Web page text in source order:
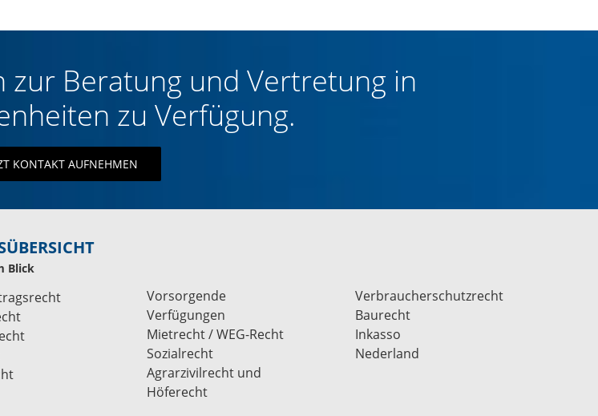
zur Beratung und Vertretung in
zu Verfügung.
KONTAKT AUFNEHMEN
Blick
Vorsorgende
Verfügungen
Mietrecht / WEG-Recht
Sozialrecht
Agrarzivilrecht und
Höferecht
Verbraucherschutzrecht
Baurecht
Inkasso
Nederland